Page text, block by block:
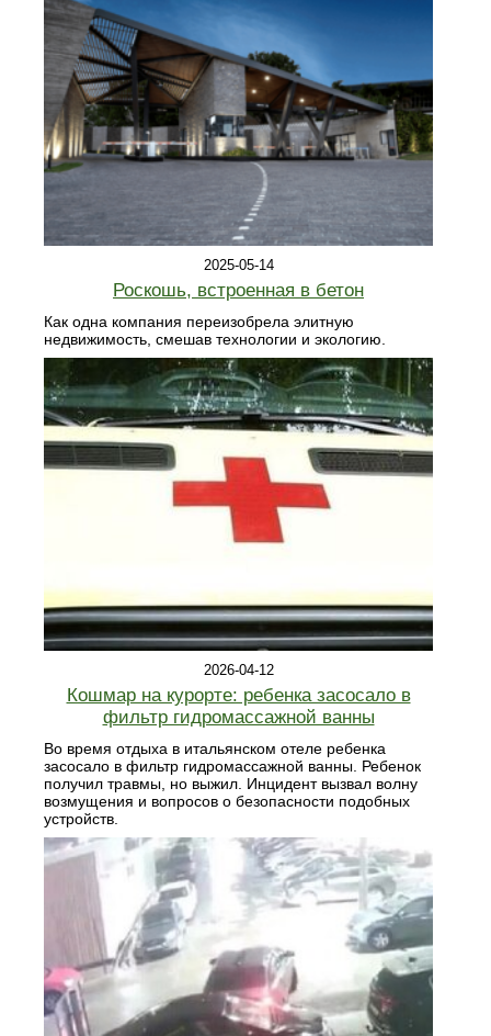
2025-05-14
Роскошь, встроенная в бетон
Как одна компания переизобрела элитную
недвижимость, смешав технологии и экологию.
2026-04-12
Кошмар на курорте: ребенка засосало в
фильтр гидромассажной ванны
Во время отдыха в итальянском отеле ребенка
засосало в фильтр гидромассажной ванны. Ребенок
получил травмы, но выжил. Инцидент вызвал волну
возмущения и вопросов о безопасности подобных
устройств.